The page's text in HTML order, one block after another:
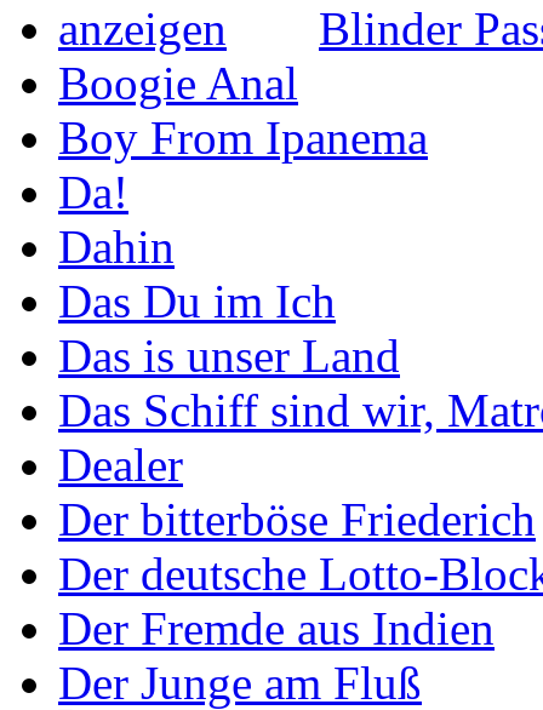
Blinder
Boogie Anal
Boy From Ipanema
Da!
Dahin
Das Du im Ich
Das is unser Land
Das Schiff sind wir,
Dealer
Der bitterböse Friederich
Der deutsche Lotto-
Der Fremde aus Indien
Der Junge am Fluß